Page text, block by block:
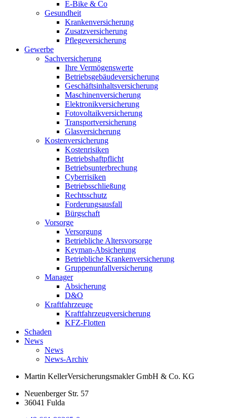
E-Bike & Co
Gesundheit
Krankenversicherung
Zusatzversicherung
Pflegeversicherung
Gewerbe
Sachversicherung
Ihre Vermögenswerte
Betriebsgebäudeversicherung
Geschäftsinhaltsversicherung
Maschinenversicherung
Elektronikversicherung
Fotovoltaikversicherung
Transportversicherung
Glasversicherung
Kostenversicherung
Kostenrisiken
Betriebshaftpflicht
Betriebsunterbrechung
Cyberrisiken
Betriebsschließung
Rechtsschutz
Forderungsausfall
Bürgschaft
Vorsorge
Versorgung
Betriebliche Altersvorsorge
Keyman-Absicherung
Betriebliche Krankenversicherung
Gruppenunfallversicherung
Manager
Absicherung
D&O
Kraftfahrzeuge
Kraftfahrzeugversicherung
KFZ-Flotten
Schaden
News
News
News-Archiv
Martin KellerVersicherungsmakler GmbH & Co. KG
Neuenberger Str. 57
36041 Fulda